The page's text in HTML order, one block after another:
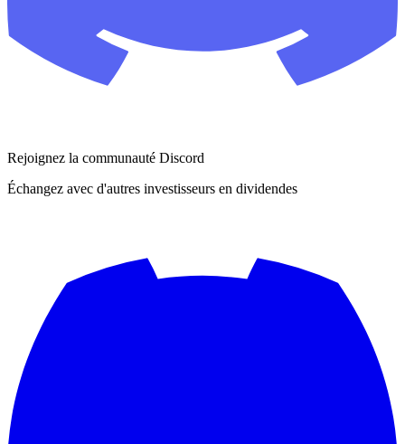
Rejoignez la communauté Discord
Échangez avec d'autres investisseurs en dividendes